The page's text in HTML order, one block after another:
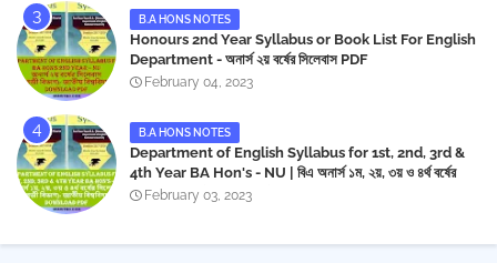
B.A HONS NOTES
Honours 2nd Year Syllabus or Book List For English
Department - অনার্স ২য় বর্ষের সিলেবাস PDF
February 04, 2023
B.A HONS NOTES
Department of English Syllabus for 1st, 2nd, 3rd &
4th Year BA Hon's - NU | বিএ অনার্স ১ম, ২য়, ৩য় ও ৪র্থ বর্ষের
সিলেবাস (ইংরেজী বিভাগ)- জাতীয় বিশ্ববিদ্যালয় | Download PDF
February 03, 2023